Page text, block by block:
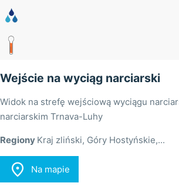
Wejście na wyciąg narciarski
Widok na strefę wejściową wyciągu
narciarskim Trnava-Luhy
Regiony Kraj zliński, Góry Hostyńskie,...
 Na mapie